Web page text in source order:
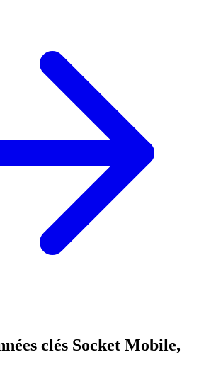
clés Socket Mobile,